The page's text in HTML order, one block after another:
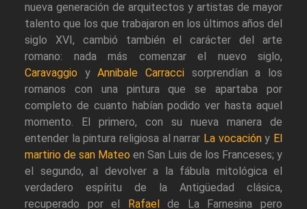
nueva generación de arquitectos y artistas de mayor
talento que los que trabajaron en los últimos años del
siglo XVI, cambió también el carácter del arte
romano: nada más comenzar el nuevo siglo,
Caravaggio yAnnibale Carracci sorprendían a los
romanos con una pintura que se apartaba por
completo de cuanto habían podido ver hasta aquel
momento. El primero, con su nueva manera de
entender la pintura religiosa al narrar La vocacióny El
martirio de san Mateo en San Luis de los Franceses; y
el segundo, al devolver a la fábula mitológica el
verdadero espíritu de la Antigüedad clásica,
recuperado por el
Rafael de La Farnesina pero